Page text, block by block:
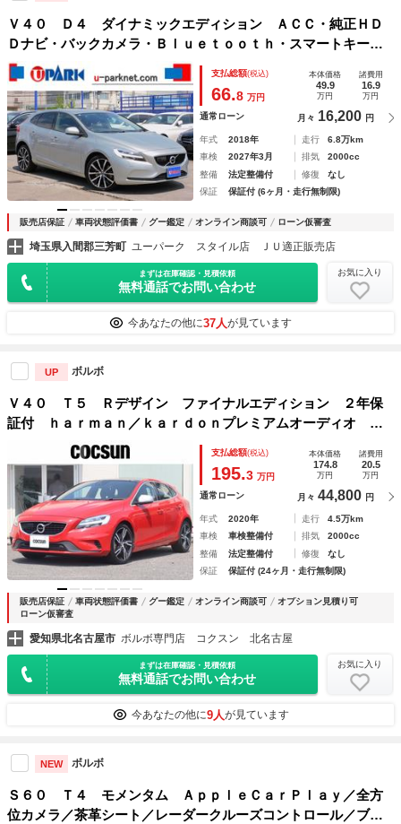
Ｖ４０ Ｄ４ ダイナミックエディション ＡＣＣ・純正ＨＤ
Ｄナビ・バックカメラ・Ｂｌｕｅｔｏｏｔｈ・スマートキー・
ＬＥＤライト・純正１８インチＡＷ・リアコーナーセンサー・
ハーフレザー・シートヒーター・パワーシート・２．０ＥＴ
Ｃ・ＵＳＢ
支払総額(税込)
66.8 万円
本体価格
49.9
万円
諸費用
16.9
万円
通常ローン 月々 16,200 円
年式 2018年 走行
6.8万km
車検
2027年3月 排気
2000cc
整備
法定整備付 修復
なし
保証
保証付 (6ヶ月・走行無制限)
販売店保証 車両状態評価書 グー鑑定 オンライン商談可 ローン仮審査
埼玉県入間郡三芳町 ユーパーク スタイル店 ＪＵ適正販売店
まずは在庫確認・見積依頼
無料通話でお問い合わせ
お気に入り
今あなたの他に37人が見ています
UP ボルボ
Ｖ４０ Ｔ５ Ｒデザイン ファイナルエディション ２年保
証付 ｈａｒｍａｎ／ｋａｒｄｏｎプレミアムオーディオ パ
ノラマガラスルーフ １８インチアルミホイール ナビゲーシ
ョン リアビューカメラ オフブラック本革シート シートヒ
ーター パワーシート 禁煙
支払総額(税込)
195.3 万円
本体価格
174.8
万円
諸費用
20.5
万円
通常ローン 月々 44,800 円
年式 2020年 走行
4.5万km
車検
車検整備付 排気
2000cc
整備
法定整備付 修復
なし
保証
保証付 (24ヶ月・走行無制限)
販売店保証 車両状態評価書 グー鑑定 オンライン商談可
オプション見積り可
ローン仮審査
愛知県北名古屋市 ボルボ専門店 コクスン 北名古屋
まずは在庫確認・見積依頼
無料通話でお問い合わせ
お気に入り
今あなたの他に9人が見ています
NEW ボルボ
Ｓ６０ Ｔ４ モメンタム ＡｐｐｌｅＣａｒＰｌａｙ／全方
位カメラ／茶革シート／レーダークルーズコントロール／ブラ